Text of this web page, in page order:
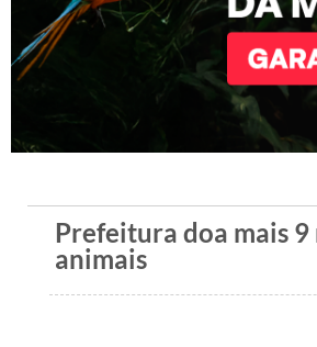
Prefeitura doa mais
animais